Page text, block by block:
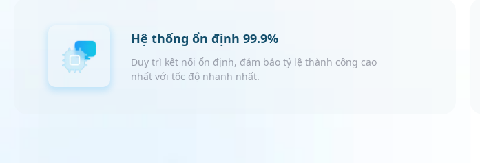
Hệ thống ổn định 99.9%
Duy trì kết nối ổn định, đảm bảo tỷ lệ thành công cao
nhất với tốc độ nhanh nhất.